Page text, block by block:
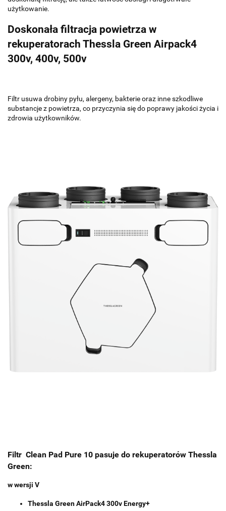
użytkowanie.
Doskonała filtracja powietrza w
rekuperatorach Thessla Green Airpack4
300v, 400v, 500v
Filtr usuwa drobiny pyłu, alergeny, bakterie oraz inne szkodliwe
substancje z powietrza, co przyczynia się do poprawy jakości życia i
zdrowia użytkowników.
Filtr Clean Pad Pure 10 pasuje do rekuperatorów Thessla
Green:
w wersji V
Thessla Green AirPack4 300v Energy+